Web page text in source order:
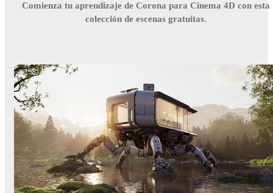
Comienza tu aprendizaje de Corona para Cinema 4D con esta
colección de escenas gratuitas.